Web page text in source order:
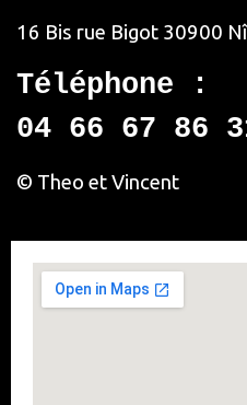
16 Bis rue Bigot 30900
Téléphone :
04 66 67 86
© Theo et Vincent